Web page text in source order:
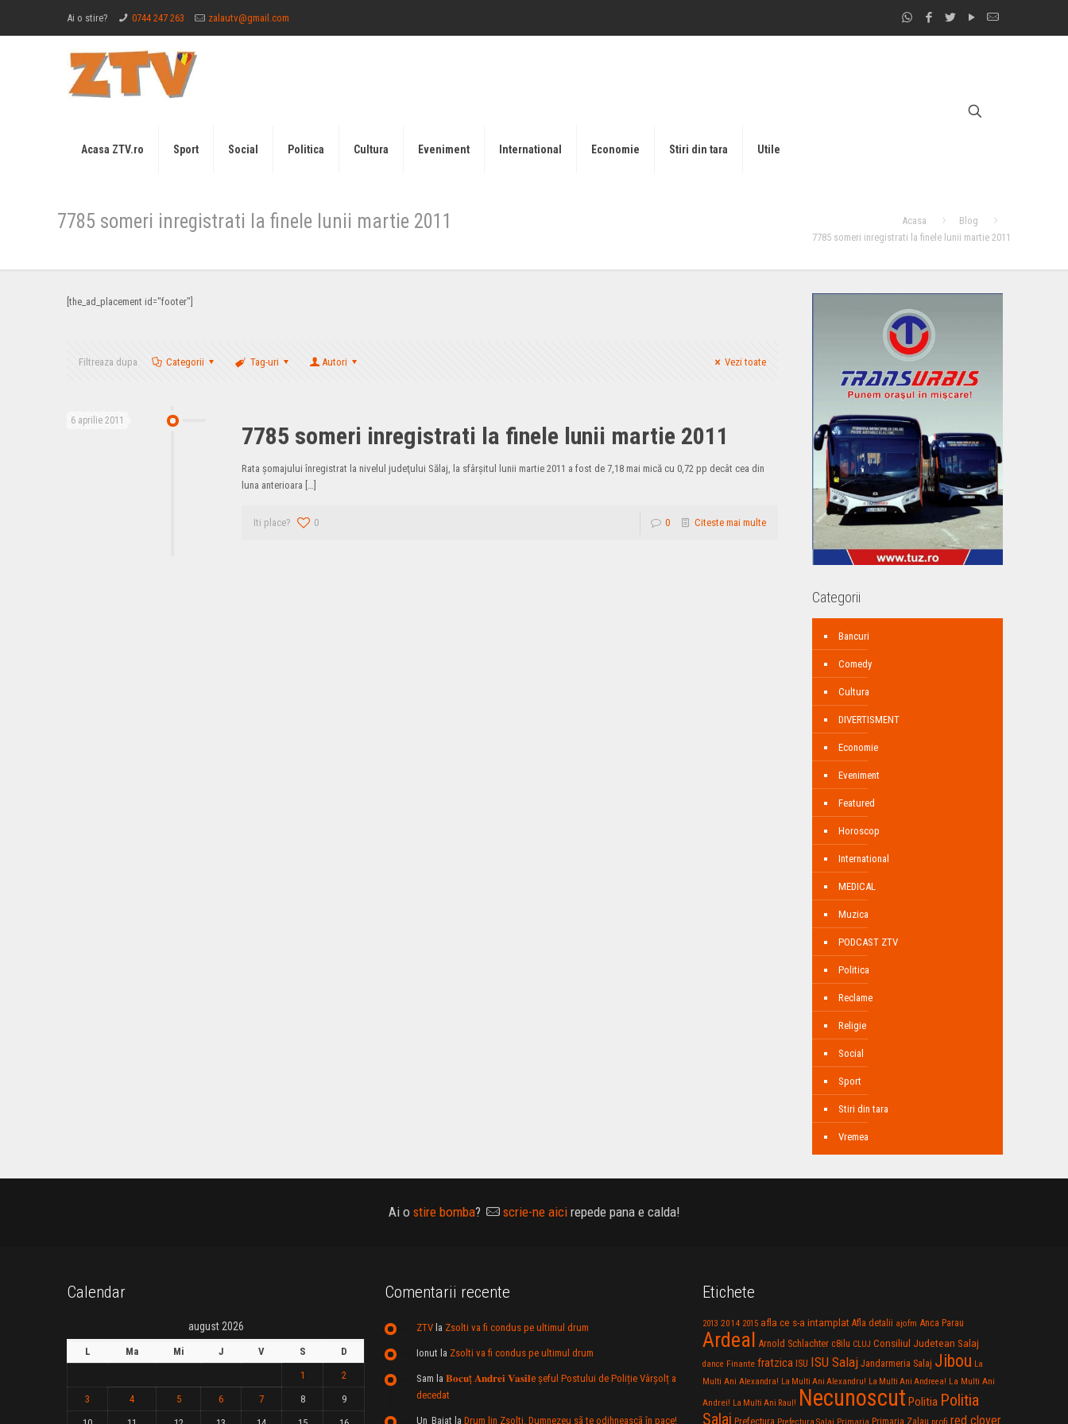
Ai o stire? 0744 247 263 zalautv@gmail.com
Acasa ZTV.ro Sport Social Politica Cultura Eveniment International Economie Stiri din tara Utile
7785 someri inregistrati la finele lunii martie 2011 Acasa
Blog
7785 someri inregistrati la finele lunii martie 2011
[the_ad_placement id="footer"]
Filtreaza dupa Categorii Tag-uri Autori Vezi toate
6 aprilie 2011
7785 someri inregistrati la finele lunii martie 2011
Rata şomajului înregistrat la nivelul judeţului Sălaj, la sfârşitul lunii martie 2011 a fost de 7,18 mai mică cu 0,72 pp decât cea din
luna anterioara […]
Iti place? 0 0 Citeste mai multe
Categorii
Bancuri
Comedy
Cultura
DIVERTISMENT
Economie
Eveniment
Featured
Horoscop
International
MEDICAL
Muzica
PODCAST ZTV
Politica
Reclame
Religie
Social
Sport
Stiri din tara
Vremea
Ai o stire bomba? scrie-ne aicirepede pana e calda!
Calendar
august 2026
L Ma Mi J V S
D
1
2
3
4 5 6 7 8
9
Comentarii recente
ZTVla Zsolti va fi condus pe ultimul drum
Ionut la Zsolti va fi condus pe ultimul drum
Sam la 𝐁𝐨𝐜𝐮ț 𝐀𝐧𝐝𝐫𝐞𝐢 𝐕𝐚𝐬𝐢𝐥e şeful Postului de Poliție Vârșolț a
decedat
Un_Baiat la Drum lin Zsolti. Dumnezeu sã te odihneascã în pace!
Etichete
2013 2014 2015 afla ce s-a intamplat Afla detalii ajofm Anca Parau
Ardeal Arnold Schlachter c8ilu CLUJ Consiliul Judetean Salaj
dance Finante fratzica ISU ISU Salaj Jandarmeria Salaj Jibou La
Multi Ani Alexandra! La Multi Ani Alexandru! La Multi Ani Andreea! La Multi Ani
Andrei! La Multi Ani Raul! Necunoscut Politia Politia
Salaj Prefectura Primaria Zalau profi red clover